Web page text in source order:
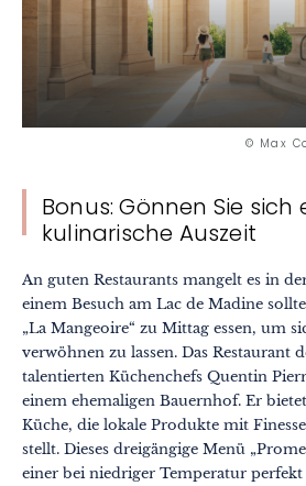
© Max
Bonus: Gönnen Sie sich
kulinarische Auszeit
An guten Restaurants mangelt es in
einem Besuch am Lac de Madine
„La Mangeoire“ zu Mittag essen, um
verwöhnen zu lassen. Das Restaurant
talentierten Küchenchefs Quentin
einem ehemaligen Bauernhof. Er
Küche, die lokale Produkte mit
stellt. Dieses dreigängige Menü
einer bei niedriger Temperatur